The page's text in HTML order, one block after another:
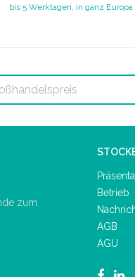
bis 5 Werktagen, in ganz Europa
zum
Betrieb
AGB
AGU